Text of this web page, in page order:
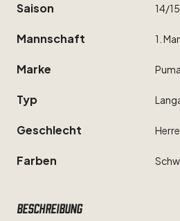
Saison 14​/​15
Mannschaft 1.
Marke Puma
Typ
Geschlecht
Farben
Beschreibung